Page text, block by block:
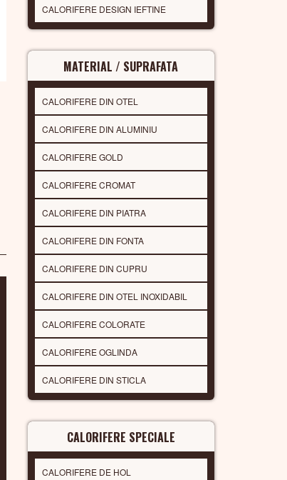
CALORIFERE DESIGN IEFTINE
MATERIAL / SUPRAFATA
CALORIFERE DIN OTEL
CALORIFERE DIN ALUMINIU
CALORIFERE GOLD
CALORIFERE CROMAT
CALORIFERE DIN PIATRA
CALORIFERE DIN FONTA
CALORIFERE DIN CUPRU
CALORIFERE DIN OTEL INOXIDABIL
CALORIFERE COLORATE
CALORIFERE OGLINDA
CALORIFERE DIN STICLA
CALORIFERE SPECIALE
CALORIFERE DE HOL